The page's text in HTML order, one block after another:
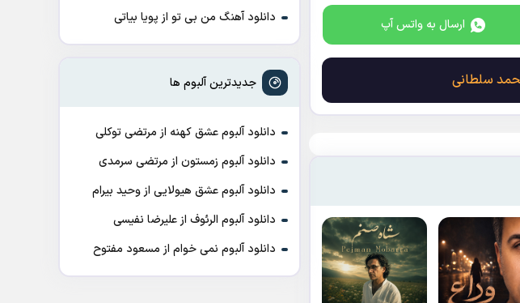
ارسال به واتس آپ
دانلود آهنگ من بی تو از پویا بیاتی
جدیدترین آلبوم ها
دانلود آلبوم عشق کهنه از مرتضی توکلی
دانلود آلبوم زمستون از مرتضی سرمدی
دانلود آلبوم عشق هیولایی از وحید بیرام
دانلود آلبوم الرئوف از علیرضا نفیسی
دانلود آلبوم نمی خوام از مسعود مفتوح